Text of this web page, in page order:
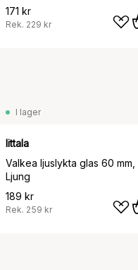
171 kr
Rek. 229 kr
I lager
Iittala
Valkea ljuslykta glas 60 mm,
Ljung
189 kr
Rek. 259 kr